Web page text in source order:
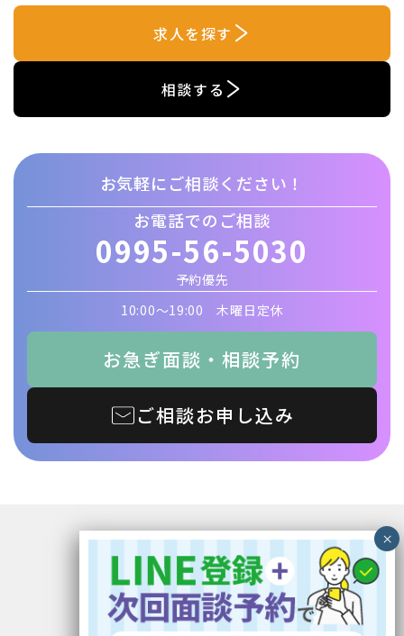
求人を探す
相談する
お気軽にご相談ください！
お電話でのご相談
0995-56-5030
予約優先
10:00〜19:00 木曜日定休
お急ぎ面談・相談予約
ご相談お申し込み
〒899-5117 鹿児島県霧島市隼人町見次1229